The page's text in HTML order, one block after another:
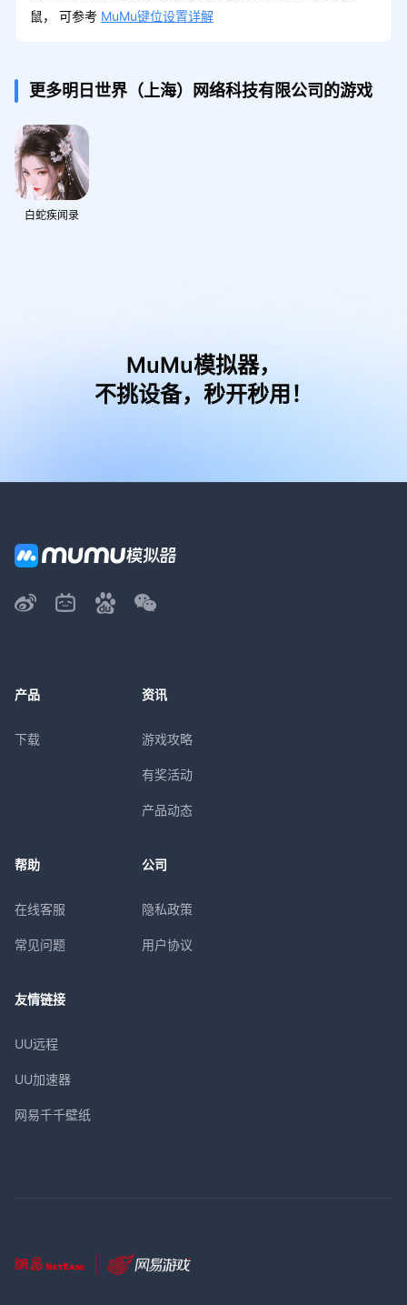
鼠， 可参考 MuMu键位设置详解
更多明日世界（上海）网络科技有限公司的游戏
白蛇疾闻录
MuMu模拟器，
不挑设备，秒开秒用！
产品
下载
资讯
游戏攻略
有奖活动
产品动态
帮助
在线客服
常见问题
公司
隐私政策
用户协议
友情链接
UU远程
UU加速器
网易千千壁纸